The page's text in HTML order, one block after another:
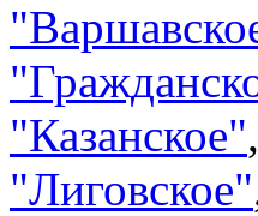
"Казанское",
"Лиговское"